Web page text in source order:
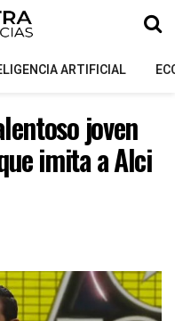
ARTIFICIAL
joven
imita a Alci